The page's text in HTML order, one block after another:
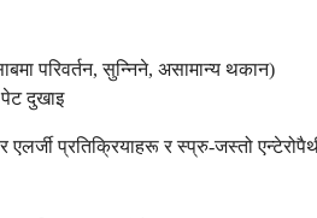
परिवर्तन, सुन्निने, असामान्य थकान)
पेट दुखाइ
एलर्जी प्रतिक्रियाहरू र स्प्रु-जस्तो